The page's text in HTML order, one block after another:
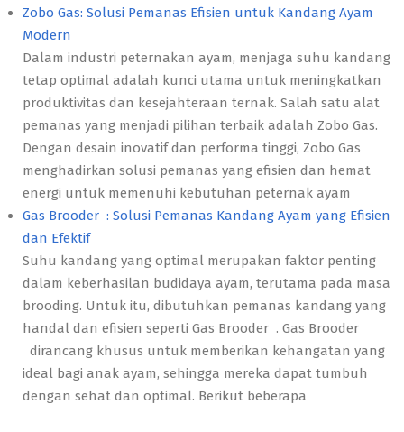
Zobo Gas: Solusi Pemanas Efisien untuk Kandang Ayam
Modern
Dalam industri peternakan ayam, menjaga suhu kandang
tetap optimal adalah kunci utama untuk meningkatkan
produktivitas dan kesejahteraan ternak. Salah satu alat
pemanas yang menjadi pilihan terbaik adalah Zobo Gas.
Dengan desain inovatif dan performa tinggi, Zobo Gas
menghadirkan solusi pemanas yang efisien dan hemat
energi untuk memenuhi kebutuhan peternak ayam
Gas Brooder : Solusi Pemanas Kandang Ayam yang Efisien
dan Efektif
Suhu kandang yang optimal merupakan faktor penting
dalam keberhasilan budidaya ayam, terutama pada masa
brooding. Untuk itu, dibutuhkan pemanas kandang yang
handal dan efisien seperti Gas Brooder . Gas Brooder
dirancang khusus untuk memberikan kehangatan yang
ideal bagi anak ayam, sehingga mereka dapat tumbuh
dengan sehat dan optimal. Berikut beberapa